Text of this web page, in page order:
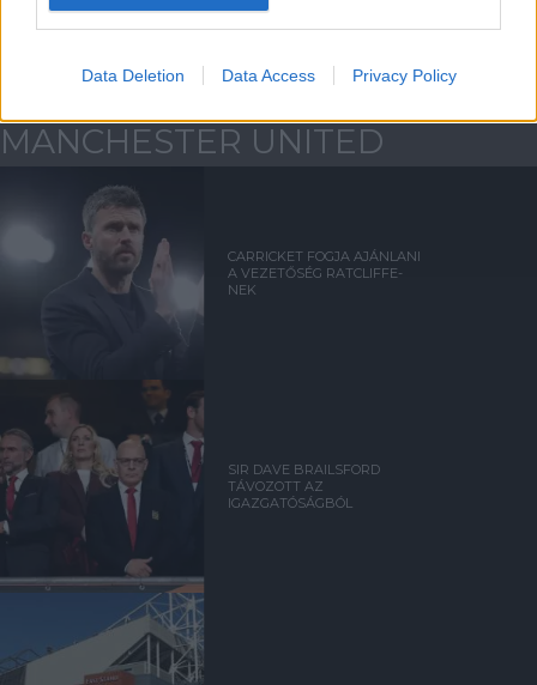
Data Deletion Data Access Privacy Policy
Kapcsolódó hírek
MANCHESTER UNITED
CARRICKET FOGJA AJÁNLANI
A VEZETŐSÉG RATCLIFFE-
NEK
SIR DAVE BRAILSFORD
TÁVOZOTT AZ
IGAZGATÓSÁGBÓL